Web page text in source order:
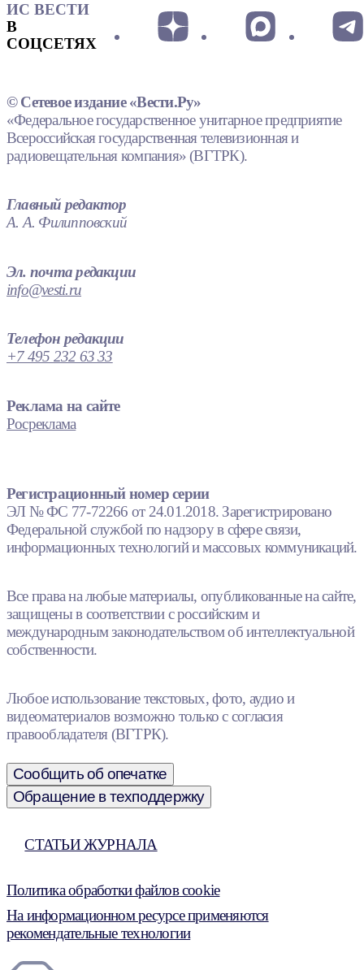
ИС ВЕСТИ
В
СОЦСЕТЯХ
© Сетевое издание «Вести.Ру»
«Федеральное государственное унитарное предприятие
Всероссийская государственная телевизионная и
радиовещательная компания» (ВГТРК).
Главный редактор
А. А. Филипповский
Эл. почта редакции
info@vesti.ru
Телефон редакции
+7 495 232 63 33
Реклама на сайте
Росреклама
Регистрационный номер серии
ЭЛ № ФС 77-72266 от 24.01.2018. Зарегистрировано
Федеральной службой по надзору в сфере связи,
информационных технологий и массовых коммуникаций.
Все права на любые материалы, опубликованные на сайте,
защищены в соответствии с российским и
международным законодательством об интеллектуальной
собственности.
Любое использование текстовых, фото, аудио и
видеоматериалов возможно только с согласия
правообладателя (ВГТРК).
Сообщить об опечатке
Обращение в техподдержку
СТАТЬИ ЖУРНАЛА
Политика обработки файлов cookie
На информационном ресурсе применяются
рекомендательные технологии